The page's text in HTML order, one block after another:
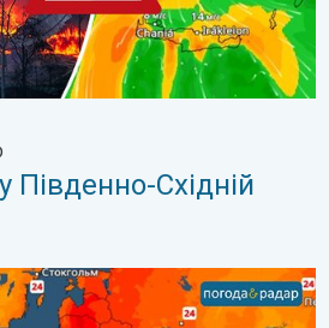
Південно-Східній
води в Європі. До 30 градусів. . .